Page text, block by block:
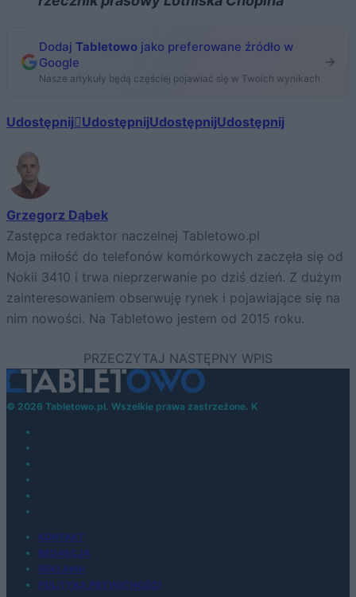
Dodaj Tabletowo jako preferowane źródło w
Google
Nasze artykuły będą częściej pojawiać się w Twoich wynikach
Udostępnij UdostępnijUdostępnijUdostępnij
Grzegorz Dąbek
Zastępca redaktor naczelnej Tabletowo.pl
Moja miłość do telefonów komórkowych zaczęła się od
Nokii 3410 i trwa nieprzerwanie po dziś dzień. Z dużym
zainteresowaniem obserwuję rynek i pojawiające się na
nim nowości. Na Tabletowo jestem od 2015 roku.
© 2026 Tabletowo.pl. Wszelkie prawa zastrzeżone. K
KONTAKT
REDAKCJA
REKLAMA
POLITYKA PRYWATNOŚCI